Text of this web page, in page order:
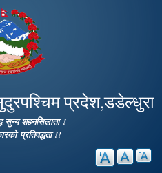
प्रदेश,डडेल्धुरा
सुन्य शहनसिलाता !
प्रतिवद्धता !!